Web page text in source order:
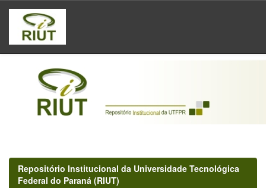
Skip
navigation
Repositório Institucional da Universidade Tecnológica
Federal do Paraná (RIUT)